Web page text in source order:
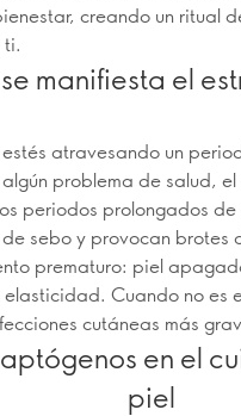
creando un ritual
manifiesta el
atravesando un
problema de salud,
periodos prolongados
sebo y provocan brotes
prematuro: piel
Cuando no es
cutáneas más
en el
piel